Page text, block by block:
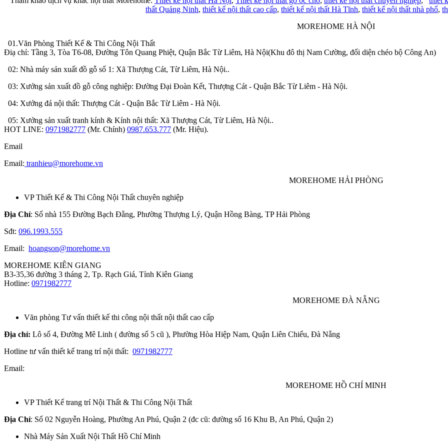
thất Quảng Ninh, thiết kế nội thất cao cấp, thiết kế nội thất Hà Tĩnh, thiết kế nội thất nhà phố,
MOREHOME HÀ NỘI
01.Văn Phòng Thiết Kế & Thi Công Nội Thất
Điạ chỉ: Tầng 3, Tòa T6-08, Đường Tôn Quang Phiệt, Quận Bắc Từ Liêm, Hà Nội(Khu đô thị Nam Cường, đối diện chéo bộ Công An)
02: Nhà máy sản xuất đồ gỗ số 1: Xã Thượng Cát, Từ Liêm, Hà Nội..
03: Xưởng sản xuất đồ gỗ công nghiệp: Đường Đại Đoàn Kết, Thượng Cát - Quận Bắc Từ Liêm - Hà Nội.
04: Xưởng đá nội thất: Thượng Cát - Quận Bắc Từ Liêm - Hà Nội.
05: Xưởng sản xuất tranh kính & Kính nội thất: Xã Thượng Cát, Từ Liêm, Hà Nội..
HOT LINE: 0971982777 (Mr. Chính) 0987.653.777 (Mr. Hiệu).
Email
Email: tranhieu@morehome.vn
MOREHOME HẢI PHÒNG
VP Thiết Kế & Thi Công Nội Thất chuyên nghiệp
Địa Chỉ: Số nhà 155 Đường Bạch Đằng, Phường Thượng Lý, Quận Hồng Bàng, TP Hải Phòng
Sđt: 096.1993.555
Email: hoangson@morehome.vn
MOREHOME KIÊN GIANG
B3-35,36 đường 3 tháng 2, Tp. Rạch Giá, Tỉnh Kiên Giang
Hotline: 0971982777
MOREHOME ĐÀ NẴNG
Văn phòng Tư vấn thiết kế thi công nội thất nội thất cao cấp
Địa chỉ: Lô số 4, Đường Mê Linh ( đường số 5 cũ ), Phường Hòa Hiệp Nam, Quận Liên Chiểu, Đà Nẵng
Hotline tư vấn thiết kế trang trí nội thất: 0971982777
Email:
MOREHOME HỒ CHÍ MINH
VP Thiết Kế trang trí Nội Thất & Thi Công Nội Thất
Địa Chỉ: Số 02 Nguyễn Hoàng, Phường An Phú, Quận 2 (đc cũ: đường số 16 Khu B, An Phú, Quận 2)
Nhà Máy Sản Xuất Nội Thất Hồ Chí Minh